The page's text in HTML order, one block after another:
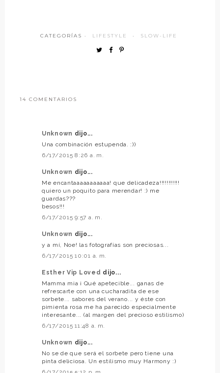
CATEGORÍAS · LIFESTYLE · SLOW-LIFE
14 COMENTARIOS
Unknown dijo...
Una combinación estupenda. :))
6/17/2015 8:26 a. m.
Unknown dijo...
Me encantaaaaaaaaaaa! que delicadeza!!!!!!!!!!!
quiero un poquito para merendar! :) me
guardas???
besos!!!
6/17/2015 9:57 a. m.
Unknown dijo...
y a mí, Noe! las fotografías son preciosas...
6/17/2015 10:01 a. m.
Esther Vip Loved dijo...
Mamma mia ¡ Qué apetecible... ganas de
refrescarte con una cucharadita de ese
sorbete... sabores del verano... y éste con
pimienta rosa me ha parecido especialmente
interesante... (al margen del precioso estilismo)
6/17/2015 11:48 a. m.
Unknown dijo...
No se de que será el sorbete pero tiene una
pinta deliciosa. Un estilismo muy Harmony :)